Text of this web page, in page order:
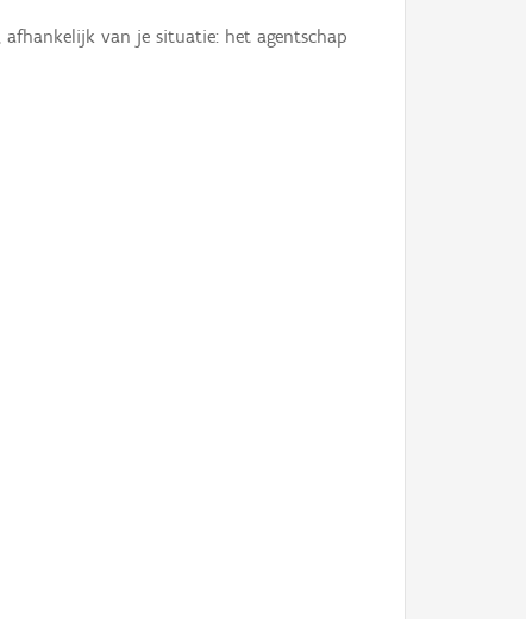
afhankelijk van je situatie: het agentschap